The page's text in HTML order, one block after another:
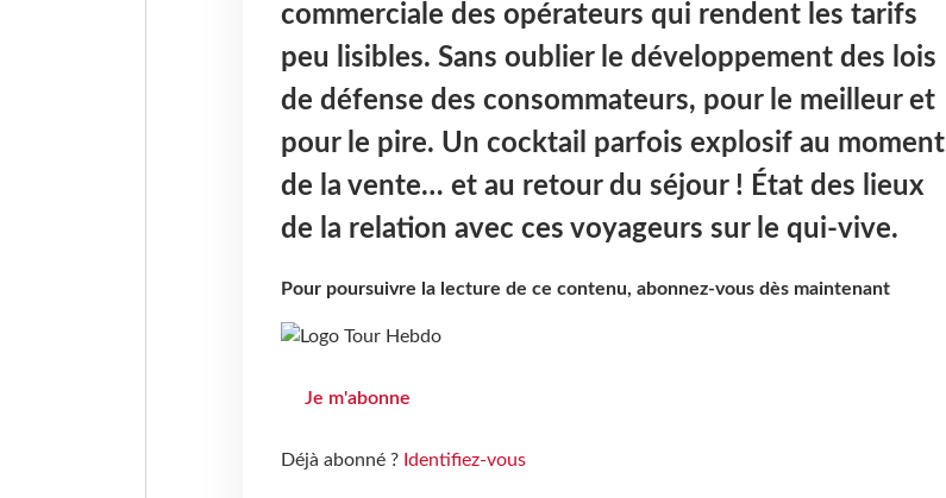
commerciale des opérateurs qui rendent les tarifs
peu lisibles. Sans oublier le développement des lois
de défense des consommateurs, pour le meilleur et
pour le pire. Un cocktail parfois explosif au moment
de la vente… et au retour du séjour ! État des lieux
de la relation avec ces voyageurs sur le qui-vive.
Pour poursuivre la lecture de ce contenu, abonnez-vous dès maintenant
Je m'abonne
Déjà abonné ? Identifiez-vous